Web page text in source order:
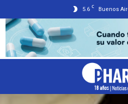
5.6 C Buenos